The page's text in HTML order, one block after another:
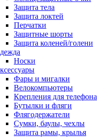
Защита тела
Защита локтей
Перчатки
Защитные шорты
Защита коленей/голени
Носки
Фары и мигалки
Велокомпьютеры
Крепления для телефона
Бутылки и фляги
Флягодержатели
Сумки, баулы, чехлы
Защита рамы, крылья